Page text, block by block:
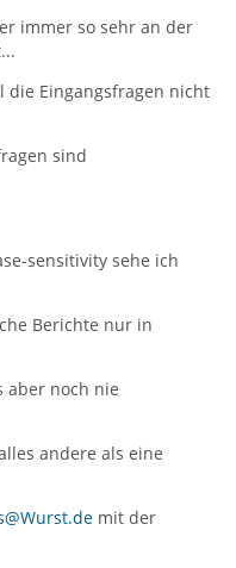
immer so sehr an der
die Eingangsfragen nicht
sind
sensitivity sehe ich
Berichte nur in
aber noch nie
andere als eine
mit der